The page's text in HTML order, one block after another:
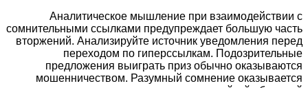
Аналитическое мышление при взаимодействии с
сомнительными ссылками предупреждает большую часть
вторжений. Анализируйте источник уведомления перед
переходом по гиперссылкам. Подозрительные
предложения выиграть приз обычно оказываются
мошенничеством. Разумный сомнение оказывается